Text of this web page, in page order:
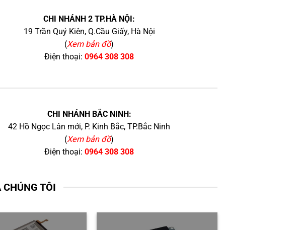
CHI NHÁNH 2 TP.HÀ NỘI:
19 Trần Quý Kiên, Q.Cầu Giấy, Hà Nội
(Xem bản đồ)
Điện thoại: 0964 308 308
CHI NHÁNH BẮC NINH:
42 Hồ Ngọc Lân mới, P. Kinh Bắc, TP.Bắc Ninh
(Xem bản đồ)
Điện thoại: 0964 308 308
TÔI